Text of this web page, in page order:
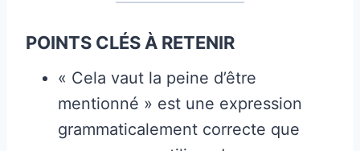
POINTS CLÉS À RETENIR
« Cela vaut la peine d’être
mentionné » est une expression
grammaticalement correcte que